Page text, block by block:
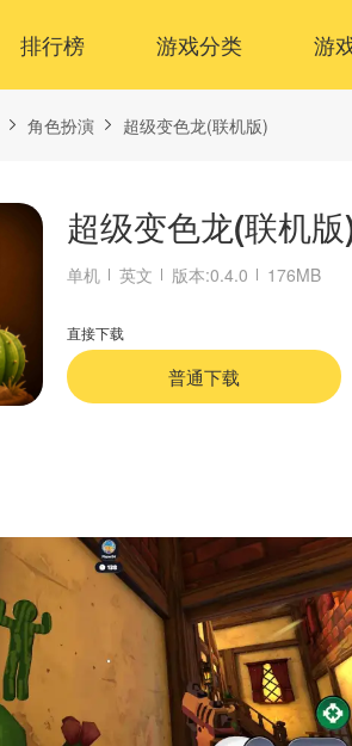
排行榜 游戏分类 游
角色扮演 超级变色龙(联机版)
超级变色龙(联机
单机 英文 版本:0.4.0 176MB
直接下载
普通下载